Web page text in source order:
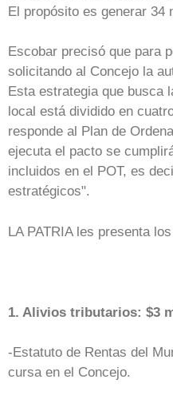
El propósito es generar 34
Escobar precisó que para
solicitando al Concejo la
Esta estrategia que busca
local está dividido en
responde al Plan de
ejecuta el pacto se
incluidos en el POT, es
estratégicos".
LA PATRIA les presenta
1. Alivios tributarios: $3
-Estatuto de Rentas del
cursa en el Concejo.